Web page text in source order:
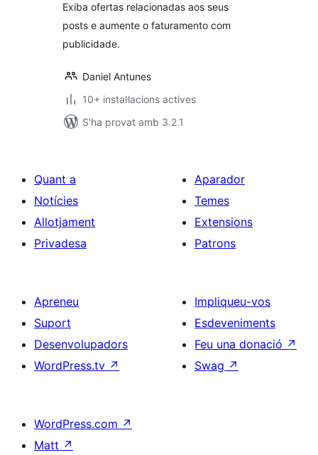
Exiba ofertas relacionadas aos seus
posts e aumente o faturamento com
publicidade.
Daniel Antunes
10+ instal·lacions actives
S'ha provat amb 3.2.1
Quant a
Notícies
Allotjament
Privadesa
Aparador
Temes
Extensions
Patrons
Apreneu
Suport
Desenvolupadors
WordPress.tv ↗
Impliqueu-vos
Esdeveniments
Feu una donació ↗
Swag ↗
WordPress.com ↗
Matt ↗